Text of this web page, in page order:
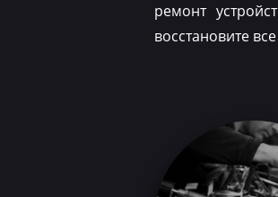
ремонт
восстановите